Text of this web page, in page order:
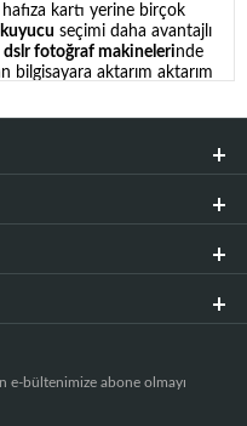
kartı yerine birçok
seçimi daha avantajlı
dslr fotoğraf makinelerinde
bilgisayara aktarım aktarım
en sağlıklı yöntem
vasıtasıyla bilgisayar
Sandisk hafıza kart
hangi tip kart
sahiptir. Her iki
Bunlardan en çok
e-bültenimize abone olmayı